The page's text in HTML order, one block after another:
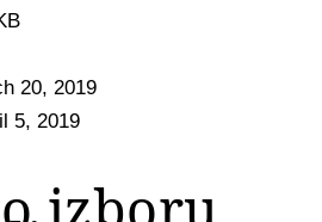
20, 2019
5, 2019